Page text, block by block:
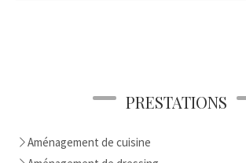
PRESTATIONS
Aménagement de cuisine